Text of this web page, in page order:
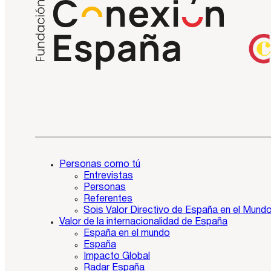
Personas como tú
Entrevistas
Personas
Referentes
Sois Valor Directivo de España en el
Valor de la internacionalidad de España
España en el mundo
España
Impacto Global
Radar España